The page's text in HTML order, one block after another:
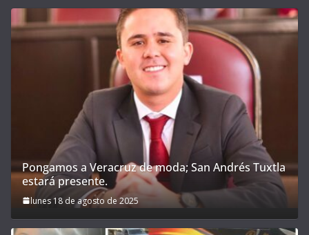
Pongamos a Veracruz de moda; San Andrés Tuxtla
estará presente.
lunes 18 de agosto de 2025